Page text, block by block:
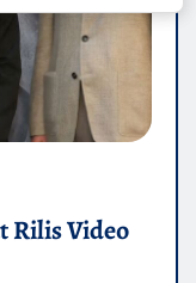
Rilis Video